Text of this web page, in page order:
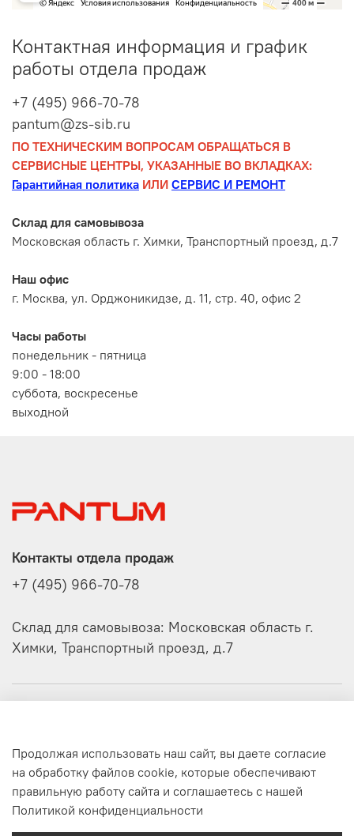
Контактная информация и график
работы отдела продаж
+7 (495) 966-70-78
pantum@zs-sib.ru
ПО ТЕХНИЧЕСКИМ ВОПРОСАМ ОБРАЩАТЬСЯ В
СЕРВИСНЫЕ ЦЕНТРЫ, УКАЗАННЫЕ ВО ВКЛАДКАХ:
Гарантийная политика ИЛИ СЕРВИС И РЕМОНТ
Склад для самовывоза
Московская область г. Химки, Транспортный проезд, д.7
Наш офис
г. Москва, ул. Орджоникидзе, д. 11, стр. 40, офис 2
Часы работы
понедельник - пятница
9:00 - 18:00
суббота, воскресенье
выходной
Клиенту
Контакты отдела продаж
+7 (495) 966-70-78
Склад для самовывоза: Московская область г.
Химки, Транспортный проезд, д.7
© Официальный интернет-магазин Pantum
Продолжая использовать наш сайт, вы даете согласие
на обработку файлов cookie, которые обеспечивают
правильную работу сайта и соглашаетесь с нашей
Политикой конфиденциальности